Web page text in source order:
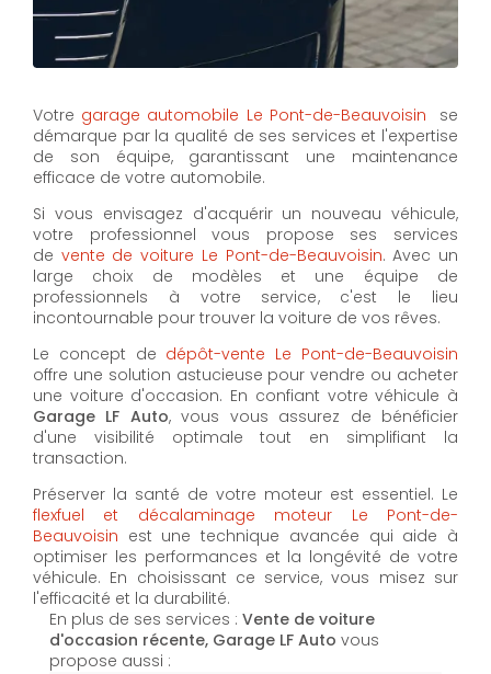
Votre garage automobile Le Pont-de-Beauvoisin se
démarque par la qualité de ses services et l'expertise
de son équipe, garantissant une maintenance
efficace de votre automobile.
Si vous envisagez d'acquérir un nouveau véhicule,
votre professionnel vous propose ses services
de vente de voiture Le Pont-de-Beauvoisin. Avec un
large choix de modèles et une équipe de
professionnels à votre service, c'est le lieu
incontournable pour trouver la voiture de vos rêves.
Le concept de dépôt-vente Le Pont-de-Beauvoisin
offre une solution astucieuse pour vendre ou acheter
une voiture d'occasion. En confiant votre véhicule à
Garage LF Auto, vous vous assurez de bénéficier
d'une visibilité optimale tout en simplifiant la
transaction.
Préserver la santé de votre moteur est essentiel. Le
flexfuel et décalaminage moteur Le Pont-de-
Beauvoisin est une technique avancée qui aide à
optimiser les performances et la longévité de votre
véhicule. En choisissant ce service, vous misez sur
l'efficacité et la durabilité.
En plus de ses services : Vente de voiture
d'occasion récente, Garage LF Auto vous
propose aussi :